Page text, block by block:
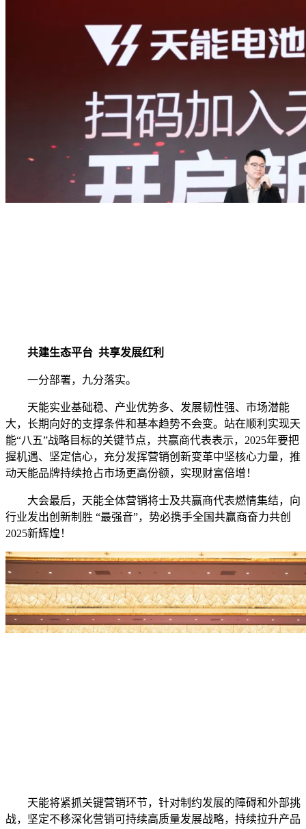
共建生态平台 共享发展红利
一分部署，九分落实。
天能实业基础稳、产业优势多、发展韧性强、市场潜能
大，长期向好的支撑条件和基本趋势不会变。站在顺利实现天
能“八五”战略目标的关键节点，共赢商代表表示，2025年要把
握机遇、坚定信心，充分发挥营销创新变革中坚核心力量，推
动天能品牌持续抢占市场更高份额，实现财富倍增！
大会最后，天能全体营销将士及共赢商代表燃情集结，向
行业发出创新制胜 “最强音”，势必携手全国共赢商奋力共创
2025新辉煌！
天能将紧抓关键营销环节，针对制约发展的障碍和外部挑
战，坚定不移深化营销可持续高质量发展战略，持续拉升产品